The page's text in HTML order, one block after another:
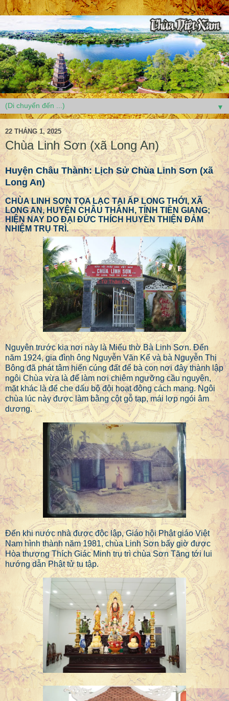
▼
22 THÁNG 1, 2025
Chùa Linh Sơn (xã Long An)
Huyện Châu Thành: Lịch Sử Chùa Linh Sơn (xã
Long An)
CHÙA LINH SƠN TỌA LẠC TẠI ẤP LONG THỚI, XÃ
LONG AN, HUYỆN CHÂU THÀNH, TỈNH TIỀN GIANG;
HIỆN NAY DO ĐẠI ĐỨC THÍCH HUYỀN THIỆN ĐẢM
NHIỆM TRỤ TRÌ.
Nguyên trước kia nơi này là Miếu thờ Bà Linh Sơn. Đến
năm 1924, gia đình ông Nguyễn Văn Kế và bà Nguyễn Thị
Bông đã phát tâm hiến cúng đất để bà con nơi đây thành lập
ngôi Chùa vừa là để làm nơi chiêm ngưỡng cầu nguyện,
mặt khác là để che dấu bộ đội hoạt động cách mạng. Ngôi
chùa lúc này được làm bằng cột gỗ tạp, mái lợp ngói âm
dương.
Đến khi nước nhà được độc lập, Giáo hội Phật giáo Việt
Nam hình thành năm 1981, chùa Linh Sơn bấy giờ được
Hòa thượng Thích Giác Minh trụ trì chùa Sơn Tăng tới lui
hướng dẫn Phật tử tu tập.